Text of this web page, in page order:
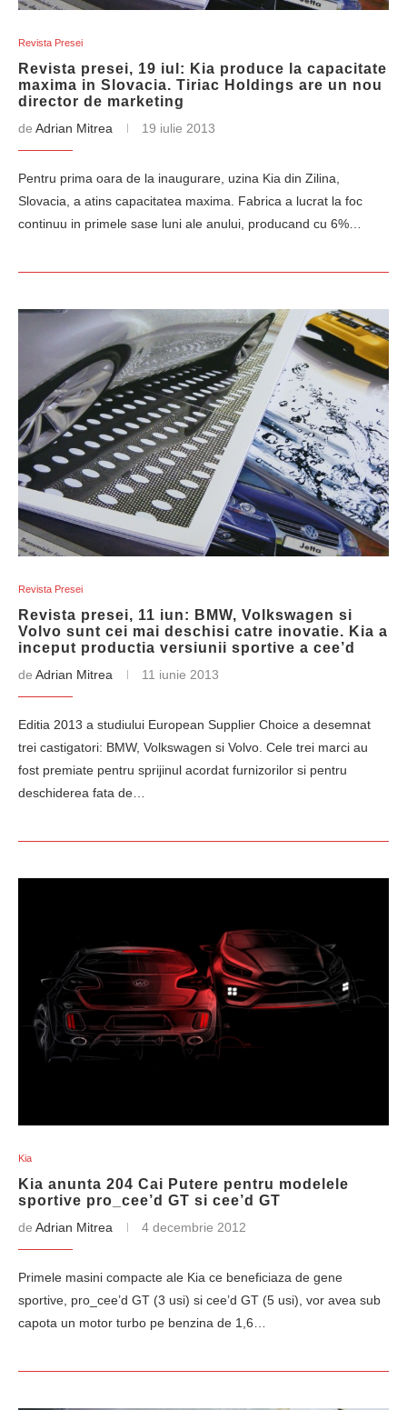
Revista Presei
Revista presei, 19 iul: Kia produce la capacitate
maxima in Slovacia. Tiriac Holdings are un nou
director de marketing
de Adrian Mitrea 19 iulie 2013
Pentru prima oara de la inaugurare, uzina Kia din Zilina,
Slovacia, a atins capacitatea maxima. Fabrica a lucrat la foc
continuu in primele sase luni ale anului, producand cu 6%…
Revista Presei
Revista presei, 11 iun: BMW, Volkswagen si
Volvo sunt cei mai deschisi catre inovatie. Kia a
inceput productia versiunii sportive a cee’d
de Adrian Mitrea 11 iunie 2013
Editia 2013 a studiului European Supplier Choice a desemnat
trei castigatori: BMW, Volkswagen si Volvo. Cele trei marci au
fost premiate pentru sprijinul acordat furnizorilor si pentru
deschiderea fata de…
Kia
Kia anunta 204 Cai Putere pentru modelele
sportive pro_cee’d GT si cee’d GT
de Adrian Mitrea 4 decembrie 2012
Primele masini compacte ale Kia ce beneficiaza de gene
sportive, pro_cee’d GT (3 usi) si cee’d GT (5 usi), vor avea sub
capota un motor turbo pe benzina de 1,6…